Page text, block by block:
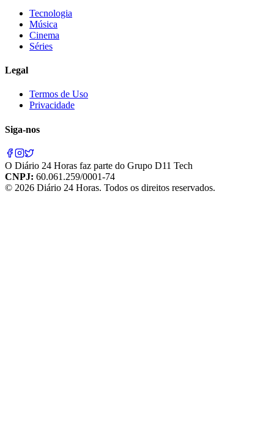
Tecnologia
Música
Cinema
Séries
Legal
Termos de Uso
Privacidade
Siga-nos
O Diário 24 Horas faz parte do Grupo D11 Tech
CNPJ: 60.061.259/0001-74
© 2026 Diário 24 Horas. Todos os direitos reservados.